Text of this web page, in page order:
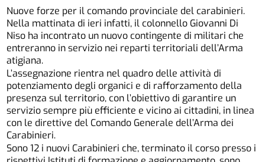
Nuove forze per il comando provinciale del carabinieri.
Nella mattinata di ieri infatti, il colonnello Giovanni Di
Niso ha incontrato un nuovo contingente di militari che
entreranno in servizio nei reparti territoriali dell’Arma
atigiana.
L’assegnazione rientra nel quadro delle attività di
potenziamento degli organici e di rafforzamento della
presenza sul territorio, con l’obiettivo di garantire un
servizio sempre più efficiente e vicino ai cittadini, in linea
con le direttive del Comando Generale dell’Arma dei
Carabinieri.
Sono 12 i nuovi Carabinieri che, terminato il corso presso i